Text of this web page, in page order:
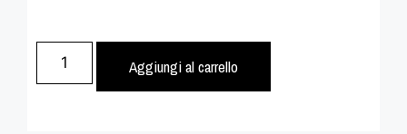
Aggiungi al carrello